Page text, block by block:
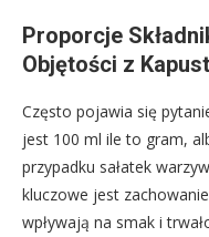
Proporcje
Objętości z
Często pojawia się
jest 100 ml ile to gram,
przypadku sałatek
kluczowe jest
wpływają na smak i